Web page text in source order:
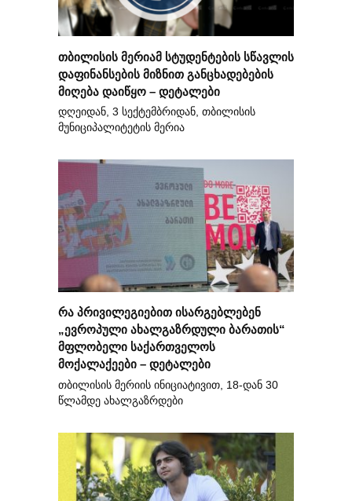
თბილისის მერიამ სტუდენტების სწავლის
დაფინანსების მიზნით განცხადებების
მიღება დაიწყო – დეტალები
დღეიდან, 3 სექტემბრიდან, თბილისის
მუნიციპალიტეტის მერია
რა პრივილეგიებით ისარგებლებენ
„ევროპული ახალგაზრდული ბარათის“
მფლობელი საქართველოს
მოქალაქეები – დეტალები
თბილისის მერიის ინიციატივით, 18-დან 30
წლამდე ახალგაზრდები